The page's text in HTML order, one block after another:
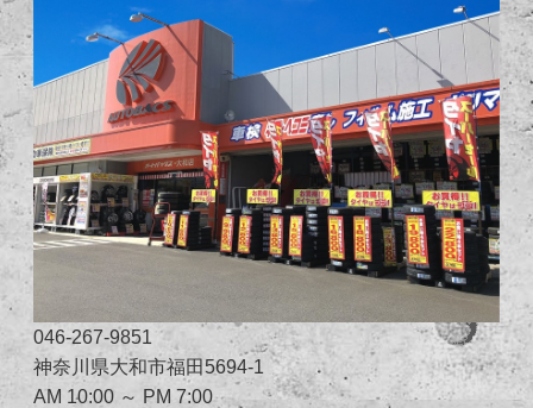
046-267-9851
神奈川県大和市福田5694-1
AM 10:00 ～ PM 7:00